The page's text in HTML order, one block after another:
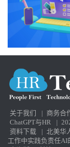
关于我们 | 商务合
ChatGPT与HR
|
资料下载
| 北美华
工作中实践负责任AI